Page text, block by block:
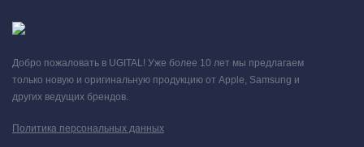
Добро пожаловать в UGITAL! Уже более 10 лет мы предлагаем
только новую и оригинальную продукцию от Apple, Samsung и
других ведущих брендов.
Политика персональных данных